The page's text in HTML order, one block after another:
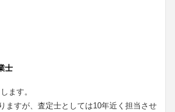
士
ます。
ますが、査定士としては10年近く担当させ